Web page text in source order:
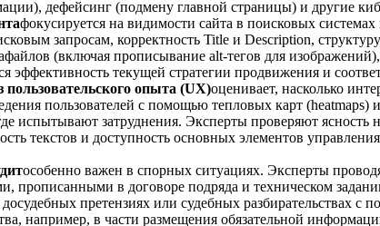
дефейсинг (подмену главной страницы) и другие
фокусируется на видимости сайта в поисковых
запросам, корректность Title и Description,
(включая прописывание alt-тегов для
эффективность текущей стратегии продвижения и
опыта (UX)оценивает, насколько
пользователей с помощью тепловых карт
испытывают затруднения. Эксперты проверяют ясность
текстов и доступность основных элементов
особенно важен в спорных ситуациях. Эксперты
прописанными в договоре подряда и техническом
претензиях или судебных разбирательствах с
например, в части размещения обязательной